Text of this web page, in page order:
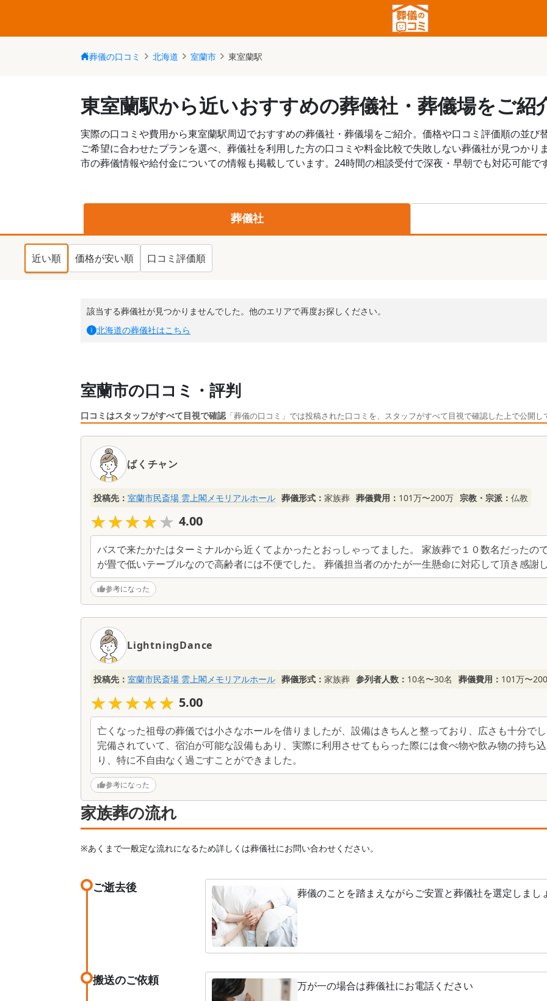
葬儀の口コミ 北海道 室蘭市 東室蘭駅
東室蘭駅から近いおすすめの葬儀社・葬儀場をご紹
実際の口コミや費用から東室蘭駅周辺でおすすめの葬儀社・葬儀場をご紹介。価格や口コミ評価順の並び
ご希望に合わせたプランを選べ、葬儀社を利用した方の口コミや料金比較で失敗しない葬儀社が見つかり
市の葬儀情報や給付金についての情報も掲載しています。24時間の相談受付で深夜・早朝でも対応可能です
葬儀社
近い順 価格が安い順 口コミ評価順
該当する葬儀社が見つかりませんでした。他のエリアで再度お探しください。
北海道の葬儀社はこちら
室蘭市の口コミ・評判
口コミはスタッフがすべて目視で確認「葬儀の口コミ」では投稿された口コミを、スタッフがすべて目視で確認した上で公開し
ばくチャン
投稿先： 室蘭市民斎場 雲上閣メモリアルホール 葬儀形式： 家族葬 葬儀費用： 101万〜200万 宗教・宗派： 仏教
★★★★★
★★★★★ 4.00
バスで来たかたはターミナルから近くてよかったとおっしゃってました。 家族葬で１０数名だったの
が畳で低いテーブルなので高齢者には不便でした。 葬儀担当者のかたが一生懸命に対応して頂き感謝し
参考になった
LightningDance
投稿先： 室蘭市民斎場 雲上閣メモリアルホール 葬儀形式： 家族葬 参列者人数： 10名〜30名 葬儀費用： 101万〜
★★★★★
★★★★★ 5.00
亡くなった祖母の葬儀では小さなホールを借りましたが、設備はきちんと整っており、広さも十分で
完備されていて、宿泊が可能な設備もあり、実際に利用させてもらった際には食べ物や飲み物の持ち
り、特に不自由なく過ごすことができました。
参考になった
家族葬の流れ
※あくまで一般定な流れになるため詳しくは葬儀社にお問い合わせください。
ご逝去後 葬儀のことを踏まえながらご安置と葬儀社を選定しまし
搬送のご依頼 万が一の場合は葬儀社にお電話ください